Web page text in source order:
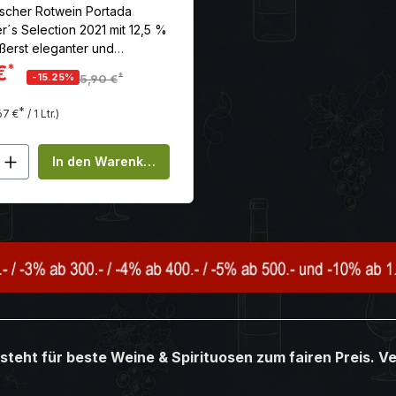
Wert ein oder benutze die
Rotwein Portada
Selection 2021 mit 12,5 %
eleganter und
Wein mit Nuancen von
wie schwarzem
*
-15.25% 5,90 €*
€* / 1 Ltr.)
Anzahl: Gib den gewünschten
In den Warenkorb
für beste Weine & Spirituosen zum fairen Preis.